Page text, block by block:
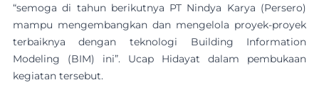
“semoga di tahun berikutnya PT Nindya Karya (Persero)
mampu mengembangkan dan mengelola proyek-proyek
terbaiknya dengan teknologi Building Information
Modeling (BIM) ini”. Ucap Hidayat dalam pembukaan
kegiatan tersebut.